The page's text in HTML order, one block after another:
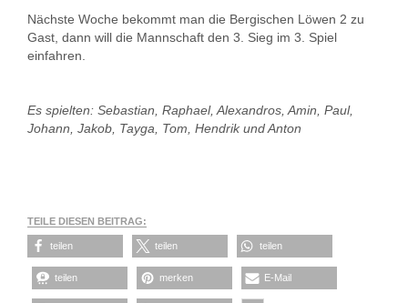
Nächste Woche bekommt man die Bergischen Löwen 2 zu
Gast, dann will die Mannschaft den 3. Sieg im 3. Spiel
einfahren.
Es spielten: Sebastian, Raphael, Alexandros, Amin, Paul,
Johann, Jakob, Tayga, Tom, Hendrik und Anton
TEILE DIESEN BEITRAG:
teilen teilen teilen
teilen merken E-Mail